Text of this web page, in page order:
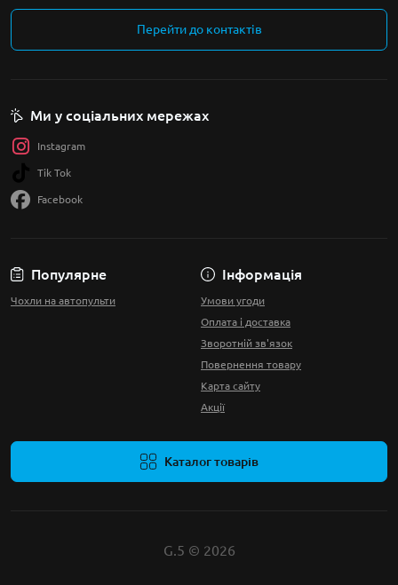
Перейти до контактів
Популярне
Чохли на автопульти
Інформація
Умови угоди
Оплата і доставка
Зворотній зв'язок
Повернення товару
Карта сайту
Акції
Каталог товарів
Ми у соціальних мережах
Instagram
Tik Tok
Facebook
G.5 © 2026